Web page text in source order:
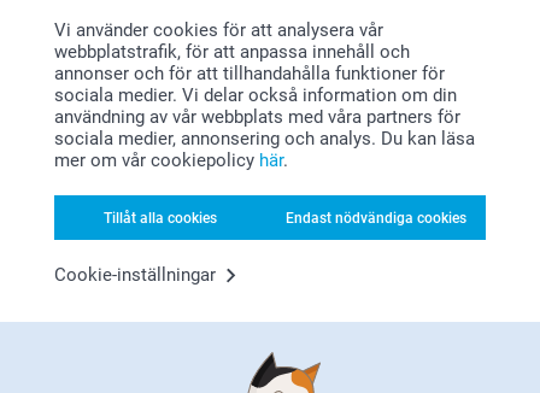
Vi använder cookies för att analysera vår
webbplatstrafik, för att anpassa innehåll och
annonser och för att tillhandahålla funktioner för
sociala medier. Vi delar också information om din
användning av vår webbplats med våra partners för
sociala medier, annonsering och analys. Du kan läsa
mer om vår cookiepolicy här.
Tillåt alla cookies Endast nödvändiga cookies
Cookie-inställningar
Varförsmartphoto
Nöjd kundgaranti